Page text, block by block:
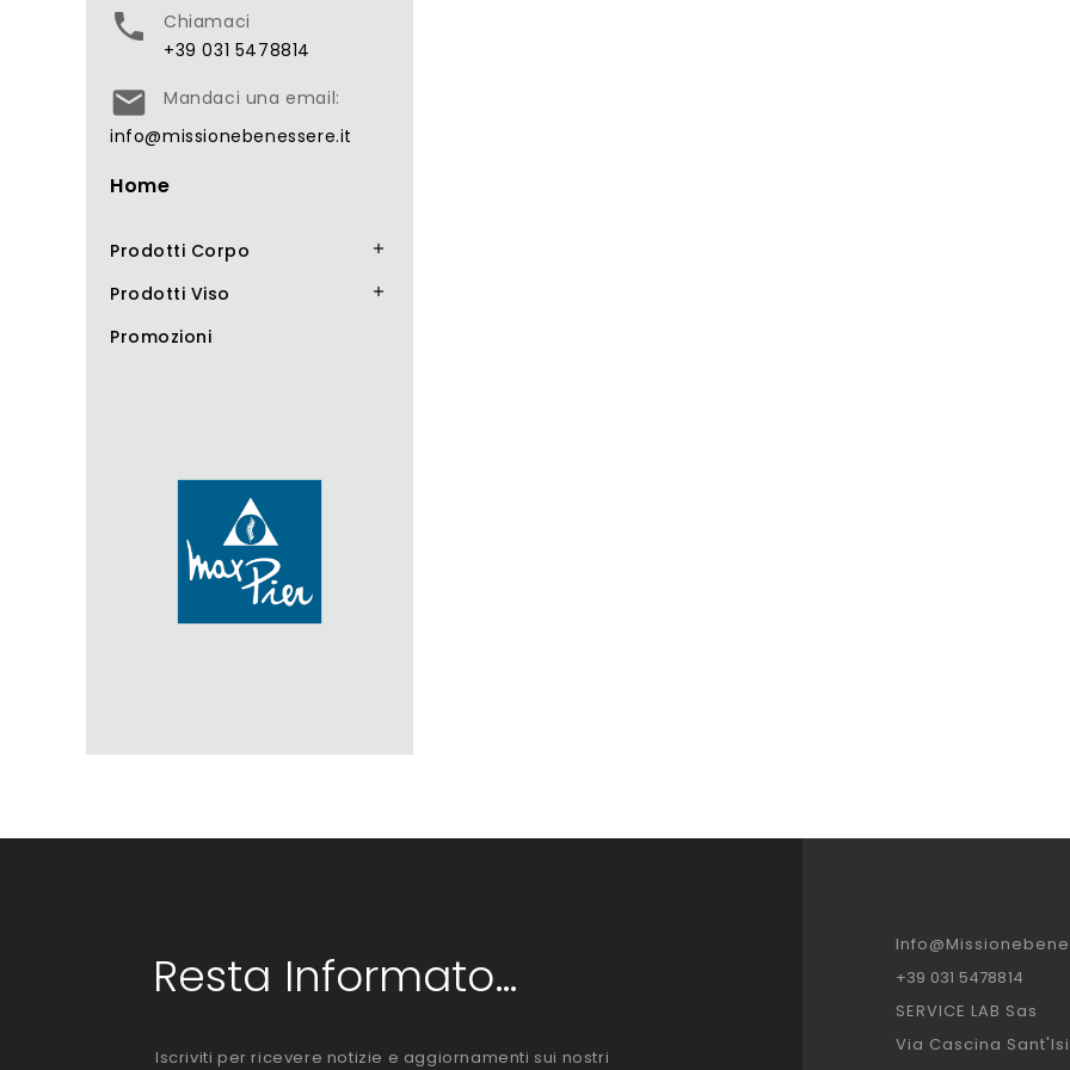

Chiamaci
+39 031 5478814

Mandaci una email:
info@missionebenessere.it
Home
Prodotti Corpo 
Prodotti Viso 
Promozioni
Resta Informato...
Iscriviti per ricevere notizie e aggiornamenti sui nostri
+39 031 5478814
SERVICE LAB Sas
Via Cascina